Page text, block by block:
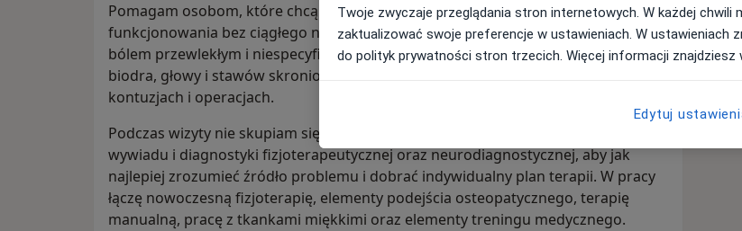
Pomagam osobom, które chcą wrócić do sprawności i codziennego
funkcjonowania bez ciągłego nawracania bólu. Pracuję szczególnie z pacjentami z
bólem przewlekłym i niespecyficznym, m.in. kręgosłupa, barku, kolana, łokcia,
biodra, głowy i stawów skroniowo-żuchwowych, a także z osobami po urazach,
kontuzjach i operacjach.
Podczas wizyty nie skupiam się wyłącznie na objawach. Zaczynam od dokładnego
wywiadu i diagnostyki fizjoterapeutycznej oraz neurodiagnostycznej, aby jak
najlepiej zrozumieć źródło problemu i dobrać indywidualny plan terapii. W pracy
łączę nowoczesną fizjoterapię, elementy podejścia osteopatycznego, terapię
manualną, pracę z tkankami miękkimi oraz elementy treningu medycznego.
Twoje zwyczaje przeglądania stron internetowych. W każdej chwili
zaktualizować swoje preferencje w ustawieniach. W ustawieniach
do polityk prywatności stron trzecich. Więcej informacji znajdziesz
Edytuj